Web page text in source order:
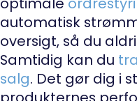
automatisk
oversigt, så du
Samtidig kan du
salg. Det gør dig i